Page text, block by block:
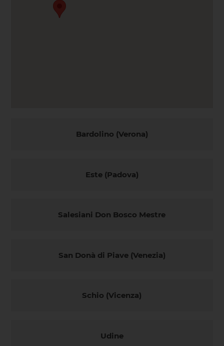
Bardolino (Verona)
Este (Padova)
Salesiani Don Bosco Mestre
San Donà di Piave (Venezia)
Schio (Vicenza)
Udine